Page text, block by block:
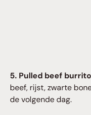
5. Pulled beef
beef, rijst, zwarte
de volgende dag.